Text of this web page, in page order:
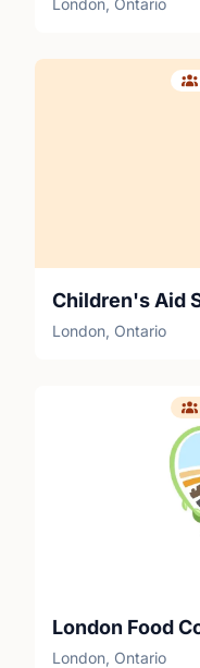
London, Ontario
London Food
London, Ontario